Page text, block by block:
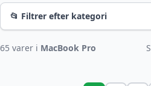
📂 Filtrer efter kategori
65 varer i MacBook Pro